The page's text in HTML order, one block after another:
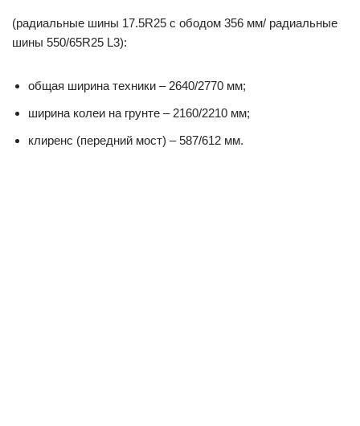
(радиальные шины 17.5R25 с ободом 356 мм/ радиальные
шины 550/65R25 L3):
общая ширина техники – 2640/2770 мм;
ширина колеи на грунте – 2160/2210 мм;
клиренс (передний мост) – 587/612 мм.